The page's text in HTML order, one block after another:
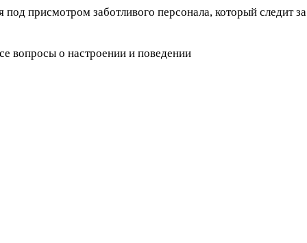
присмотром заботливого персонала, который следит за
вопросы о настроении и поведении